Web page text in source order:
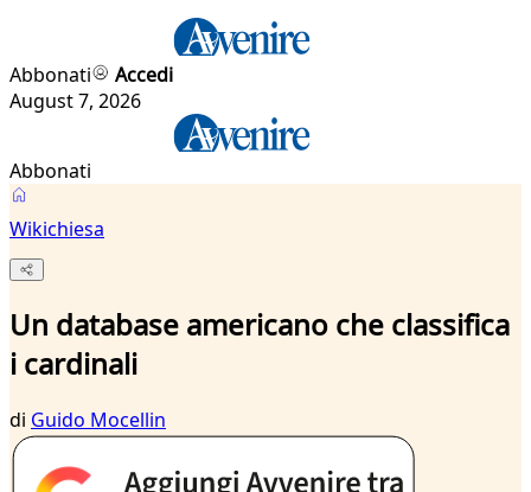
Abbonati
Accedi
August 7, 2026
Abbonati
Wikichiesa
Un database americano che classifica
i cardinali
di Guido Mocellin